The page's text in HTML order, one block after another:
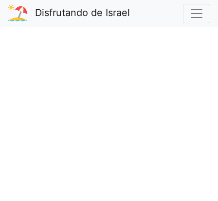
Disfrutando de Israel